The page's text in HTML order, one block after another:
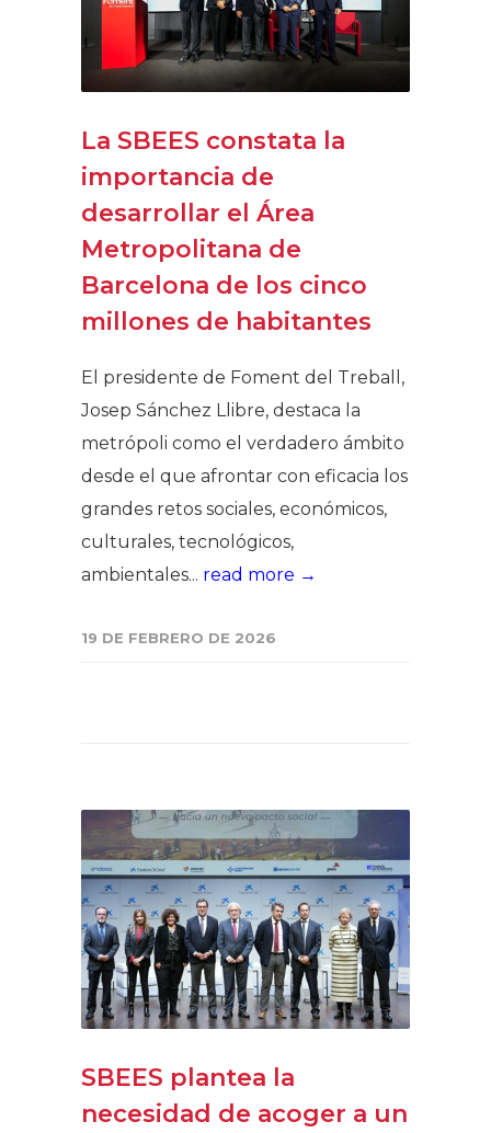
La SBEES constata la
importancia de
desarrollar el Área
Metropolitana de
Barcelona de los cinco
millones de habitantes
El presidente de Foment del Treball,
Josep Sánchez Llibre, destaca la
metrópoli como el verdadero ámbito
desde el que afrontar con eficacia los
grandes retos sociales, económicos,
culturales, tecnológicos,
ambientales... read more →
19 DE FEBRERO DE 2026
SBEES plantea la
necesidad de acoger a un